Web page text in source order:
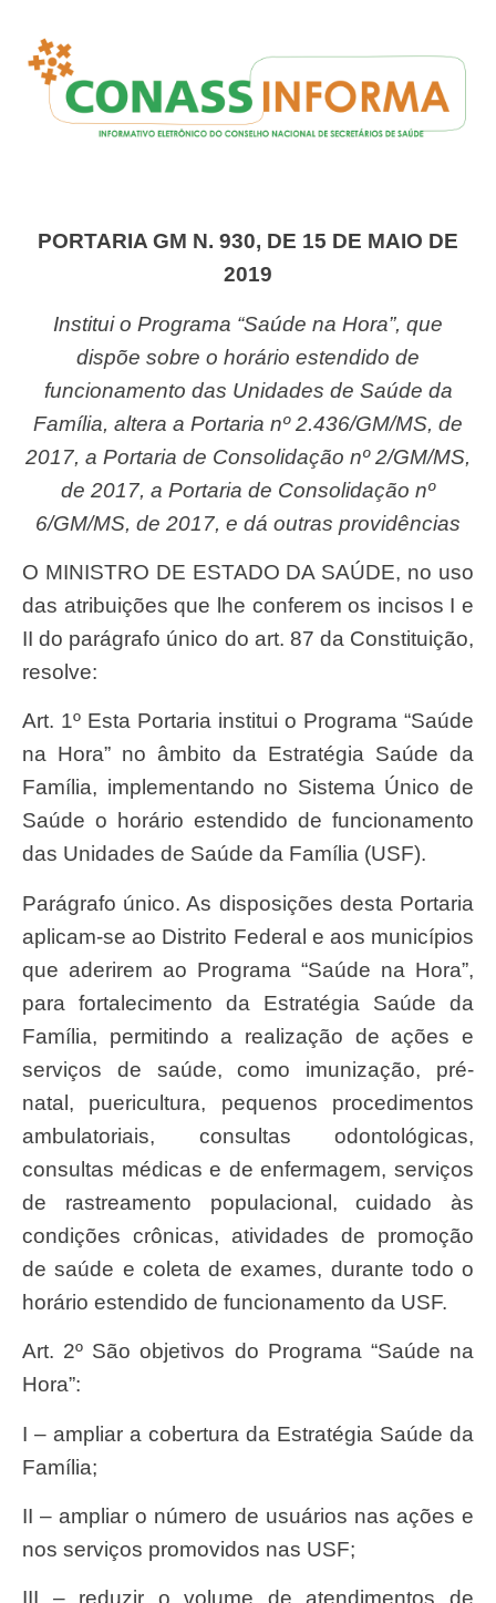
PORTARIA GM N. 930, DE 15 DE MAIO DE
2019
Institui o Programa “Saúde na Hora”, que
dispõe sobre o horário estendido de
funcionamento das Unidades de Saúde da
Família, altera a Portaria nº 2.436/GM/MS, de
2017, a Portaria de Consolidação nº 2/GM/MS,
de 2017, a Portaria de Consolidação nº
6/GM/MS, de 2017, e dá outras providências
O MINISTRO DE ESTADO DA SAÚDE, no uso
das atribuições que lhe conferem os incisos I e
II do parágrafo único do art. 87 da Constituição,
resolve:
Art. 1º Esta Portaria institui o Programa “Saúde
na Hora” no âmbito da Estratégia Saúde da
Família, implementando no Sistema Único de
Saúde o horário estendido de funcionamento
das Unidades de Saúde da Família (USF).
Parágrafo único. As disposições desta Portaria
aplicam-se ao Distrito Federal e aos municípios
que aderirem ao Programa “Saúde na Hora”,
para fortalecimento da Estratégia Saúde da
Família, permitindo a realização de ações e
serviços de saúde, como imunização, pré-
natal, puericultura, pequenos procedimentos
ambulatoriais, consultas odontológicas,
consultas médicas e de enfermagem, serviços
de rastreamento populacional, cuidado às
condições crônicas, atividades de promoção
de saúde e coleta de exames, durante todo o
horário estendido de funcionamento da USF.
Art. 2º São objetivos do Programa “Saúde na
Hora”:
I – ampliar a cobertura da Estratégia Saúde da
Família;
II – ampliar o número de usuários nas ações e
nos serviços promovidos nas USF;